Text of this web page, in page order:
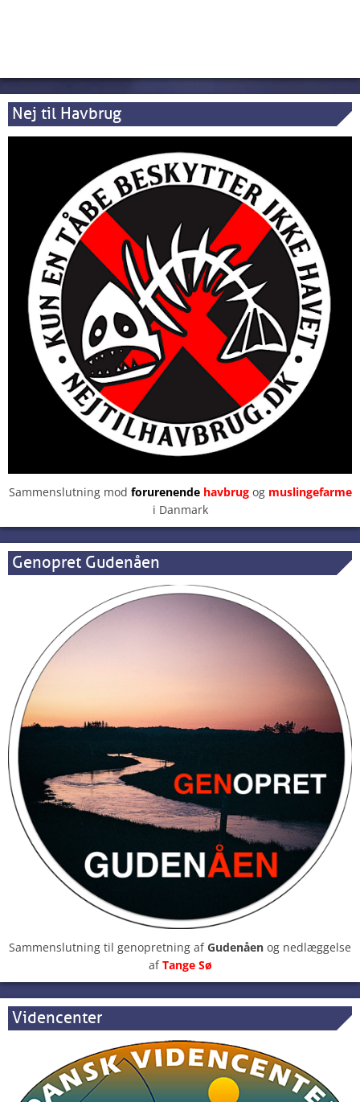
Nej til Havbrug
Sammenslutning mod forurenendehavbrugog muslingefarme
i Danmark
Genopret Gudenåen
Sammenslutning til genopretning afGudenåen og nedlæggelse
afTange Sø
Videncenter